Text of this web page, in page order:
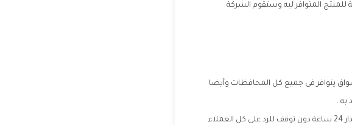
المتوافر ليه وستقوم الشركة
يتوافر فى جميع كل المحافظات وأيضا
به .
أحصل معنا على أفضل خدمات ما بعد البيع منها خدمة العملاء التى تتوافر على مدار 24 ساعة دون توقف للرد على كل العملاء